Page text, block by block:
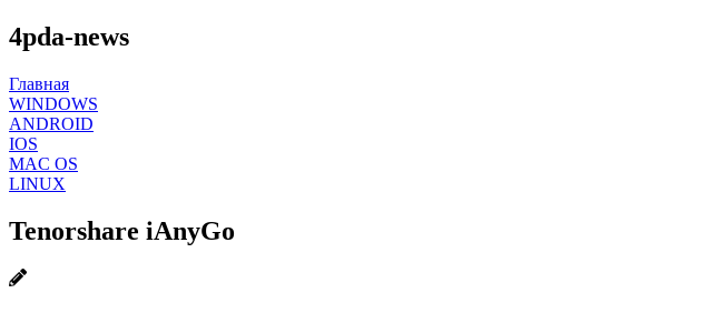
4pda-news
Главная
WINDOWS
ANDROID
IOS
MAC OS
LINUX
Tenorshare iAnyGo